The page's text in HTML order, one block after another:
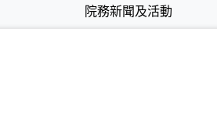
院務新聞及活動